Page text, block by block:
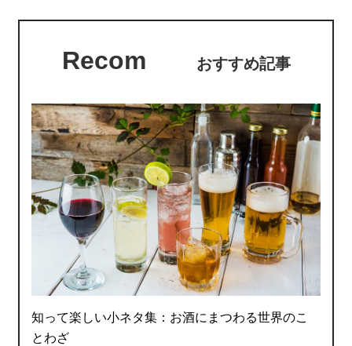
Recom おすすめ記事
知って楽しい小ネタ集：お酒にまつわる世界のこ
とわざ